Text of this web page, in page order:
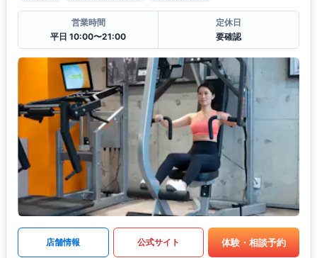
営業時間
平日 10:00〜21:00
定休日
要確認
店舗情報 公式サイト 体験・相談予約